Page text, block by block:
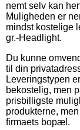
nemt selv kan
Muligheden er
mindst kostelige
gr.-Headlight.
Du kunne
til din
Leveringstypen
bekostelig, men
prisbilligste
produkterne,
firmaets bopæl.